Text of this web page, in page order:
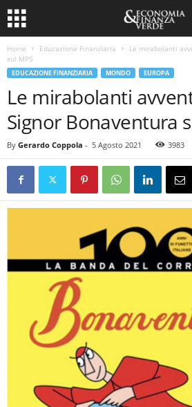
Home Educazione Finanziaria
Le mirabolanti
sul MPS
EDUCAZIONE FINANZIARIA MONDO EUROPA
Le mirabolanti
Signor Bonaventura
By Gerardo Coppola - 5 Agosto 2021 3983